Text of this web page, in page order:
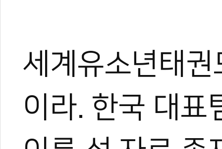
세계유소년태
이라. 한국 대표